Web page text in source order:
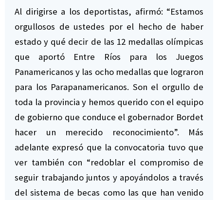
Al dirigirse a los deportistas, afirmó: “Estamos
orgullosos de ustedes por el hecho de haber
estado y qué decir de las 12 medallas olímpicas
que aportó Entre Ríos para los Juegos
Panamericanos y las ocho medallas que lograron
para los Parapanamericanos. Son el orgullo de
toda la provincia y hemos querido con el equipo
de gobierno que conduce el gobernador Bordet
hacer un merecido reconocimiento”. Más
adelante expresó que la convocatoria tuvo que
ver también con “redoblar el compromiso de
seguir trabajando juntos y apoyándolos a través
del sistema de becas como las que han venido